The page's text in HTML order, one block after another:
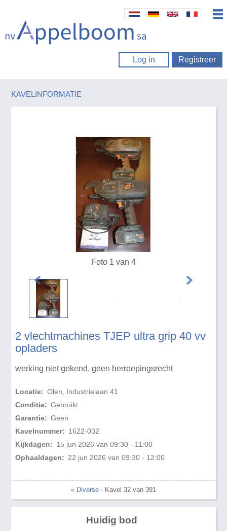
Log in Registreer
KAVELINFORMATIE
2 vlechtmachines TJEP ultra grip 40 vv
opladers
werking niet gekend, geen herroepingsrecht
Locatie: Olen, Industrielaan 41
Conditie: Gebruikt
Garantie: Geen
Kavelnummer: 1622-032
Kijkdagen: 15 jun 2026 van 09:30 - 11:00
Ophaaldagen: 22 jun 2026 van 09:30 - 12:00
Foto 1 van 4
« Diverse - Kavel 32 van 391
Huidig bod